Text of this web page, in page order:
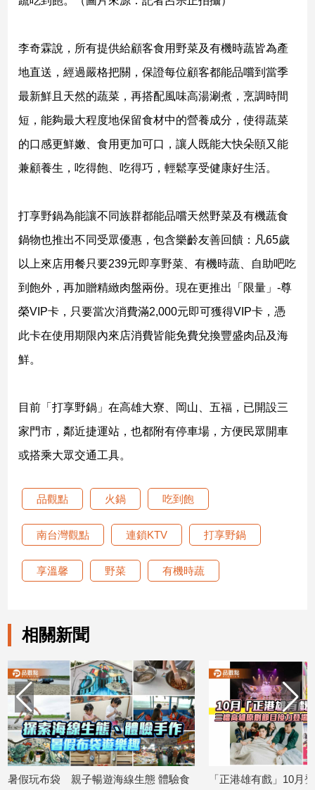
樂
樂
星
聞
流
行/
追
星
生
活
建
室
計
旅
美
座/
命
理
消
費
親
子/
感
情
藝
術
／
文
創
／
電
李奇霖說，所有提供給顧客食用野菜及有機時蔬皆為產
地直送，經過嚴格把關，保證每位顧客都能品嚐到當季
最新鮮且天然的蔬菜，再搭配風味高湯涮煮，烹調時間
短，能夠最大程度地保留食材中的營養成分，使得蔬菜
的口感更鮮嫩、食用更加可口，讓人既能大快朵頤又能
兼顧養生，吃得飽、吃得巧，輕鬆享受健康好生活。
打享野鍋為能讓不同族群都能品嚐天然野菜及有機蔬食
鍋物也推出不同受眾優惠，包含樂齡友善回饋：凡65歲
以上來店用餐只要239元即享野菜、有機時蔬、自助吧吃
到飽外，再加贈精緻肉盤兩份。現在更推出「限量」-尊
榮VIP卡，只要當次消費滿2,000元即可獲得VIP卡，憑
此卡在使用期限內來店消費皆能免費兌換豐盛肉品及海
鮮。
目前「打享野鍋」在高雄大寮、岡山、五福，已開設三
家門市，鄰近捷運站，也都附有停車場，方便民眾開車
或搭乘大眾交通工具。
品觀點 火鍋 吃到飽
南台灣觀點 連鎖KTV 打享野鍋
享溫馨 野菜 有機時蔬
相關新聞
體驗食
「正港雄有戲」10月登場 三檔高雄原
「高速青